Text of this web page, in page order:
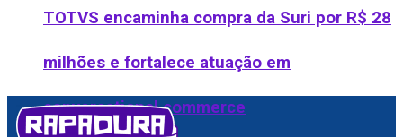
TOTVS encaminha compra da Suri por R$ 28
milhões e fortalece atuação em
conversational commerce